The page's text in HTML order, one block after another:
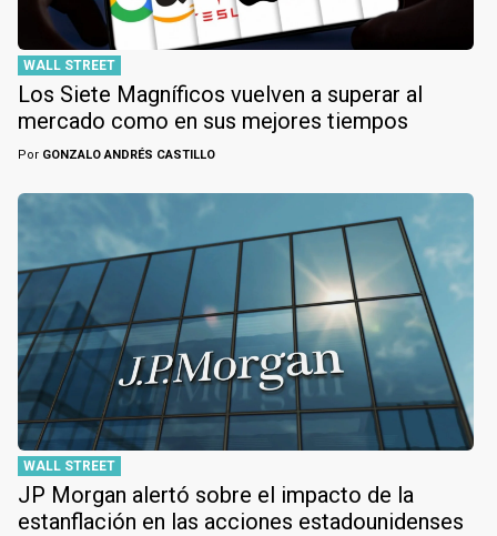
WALL STREET
Los Siete Magníficos vuelven a superar al
mercado como en sus mejores tiempos
Por GONZALO ANDRÉS CASTILLO
WALL STREET
JP Morgan alertó sobre el impacto de la
estanflación en las acciones estadounidenses